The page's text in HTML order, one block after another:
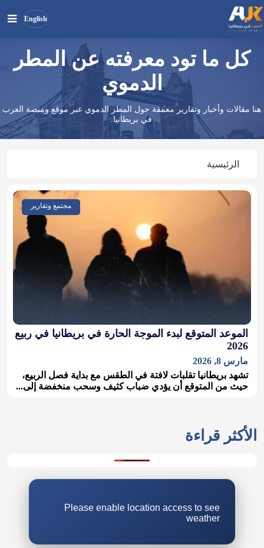
English
ابحث
بحث
كل ما تود معرفته عن المطر
الدموي
هنا مقالات وأخبار وتقارير معمقة حول المطر الدموي عبر موقع ومنصة العرب
في بريطانيا.
الرئيسية
مجتمع وتقارير
الموعد المتوقع لبدء الموجة الحارة في بريطانيا في ربيع
2026
مارس 8, 2026
تشهد بريطانيا تقلبات لافتة في الطقس مع بداية فصل الربيع،
حيث من المتوقع أن يؤدي ضباب كثيف وسحب منخفضة إلى...
الأكثر قراءة
Please enable location access to see
weather